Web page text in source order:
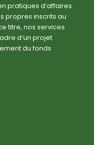
pratiques d’affaires
propres inscrits au
titre, nos services
d’un projet
du fonds